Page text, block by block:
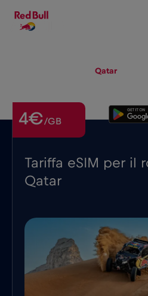
Qatar
Tariffa eSIM per il
Qatar
4€/GB